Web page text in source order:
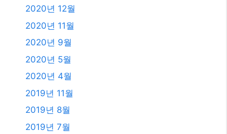
2020년 12월
2020년 11월
2020년 9월
2020년 5월
2020년 4월
2019년 11월
2019년 8월
2019년 7월